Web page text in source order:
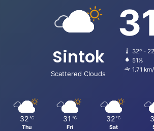
Sintok
Scattered Clouds
32º -
51%
1.71
32 ℃
Thu
31 ℃
Fri
32 ℃
Sat